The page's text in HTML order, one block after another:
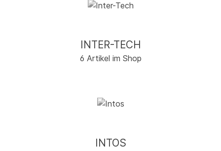
INTER-TECH
6 Artikel im Shop
INTOS